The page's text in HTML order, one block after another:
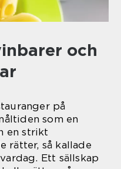
och
på
som en
en strikt
rätter, så kallade
Ett sällskap